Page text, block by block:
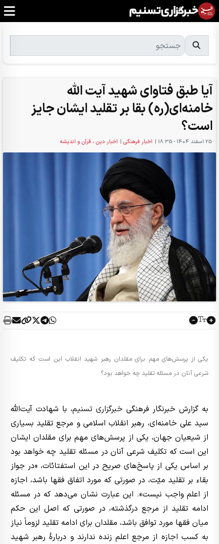
آیا طبق فتاوای شهید آیت الله
خامنه‌ای(ره) بقا بر تقلید ایشان جایز
است؟
25 اسفند 1404 - 18:35 | اخبار فرهنگی | اخبار دین ، قرآن و اندیشه
یکی از پرسش‌های مهم برای مقلدان رهبر شهید انقلاب این است که تکلیف
شرعی آنان در مسئله تقلید چه خواهد بود؟
به گزارش خبرنگار فرهنگی خبرگزاری تسنیم، با شهادت آیت‌الله
سید علی خامنه‌ای، رهبر انقلاب اسلامی و مرجع تقلید بسیاری
از شیعیان جهان، یکی از پرسش‌های مهم برای مقلدان ایشان
این است که تکلیف شرعی آنان در مسئله تقلید چه خواهد بود
بر اساس یکی از پاسخ‌های صریح در این استفتائات، «در جواز
بقاء بر تقلید میّت، در صورتی که مورد اتفاق فقها باشد، اجازه
از اعلم واجب نیست». این عبارت نشان می‌دهد که در مسئله
ادامه تقلید از مرجع درگذشته، در صورتی که اصل این حکم
میان فقها مورد توافق باشد، مقلدان برای ادامه تقلید لزوماً نیاز
به کسب اجازه از مرجع اعلم زنده ندارند و دربارۀ رهبر شهید